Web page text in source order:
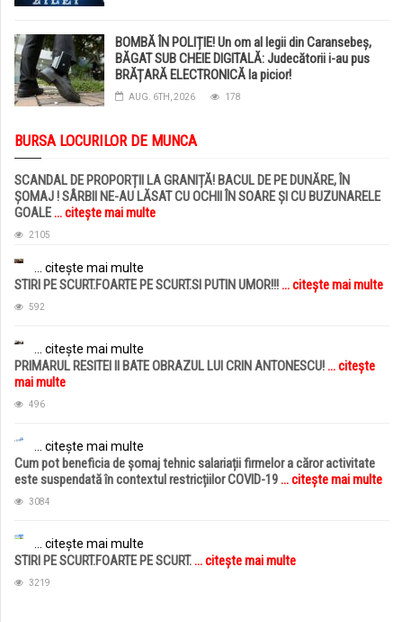
BOMBĂ ÎN POLIȚIE! Un om al legii din Caransebeș,
BĂGAT SUB CHEIE DIGITALĂ: Judecătorii i-au pus
BRĂȚARĂ ELECTRONICĂ la picior!
AUG. 6TH, 2026 178
BURSA LOCURILOR DE MUNCA
SCANDAL DE PROPORȚII LA GRANIȚĂ! BACUL DE PE DUNĂRE, ÎN
ȘOMAJ ! SÂRBII NE-AU LĂSAT CU OCHII ÎN SOARE ȘI CU BUZUNARELE
GOALE... citește mai multe
2105
... citește mai multe
STIRI PE SCURT.FOARTE PE SCURT.SI PUTIN UMOR!!!... citește mai multe
592
... citește mai multe
PRIMARUL RESITEI II BATE OBRAZUL LUI CRIN ANTONESCU!... citește
mai multe
496
... citește mai multe
Cum pot beneficia de șomaj tehnic salariații firmelor a căror activitate
este suspendată în contextul restricțiilor COVID-19... citește mai multe
3084
... citește mai multe
STIRI PE SCURT.FOARTE PE SCURT.... citește mai multe
3219